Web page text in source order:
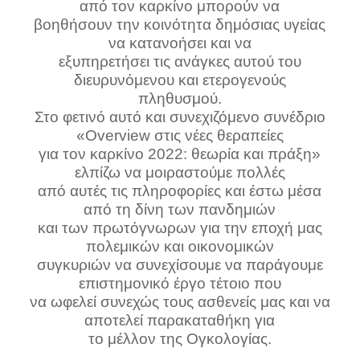
από τον καρκίνο μπορούν να
βοηθήσουν την κοινότητα δημόσιας υγείας
να κατανοήσει και να
εξυπηρετήσει τις ανάγκες αυτού του
διευρυνόμενου και ετερογενούς
πληθυσμού.
Στο φετινό αυτό και συνεχιζόμενο συνέδριο
«Overview στις νέες θεραπείες
για τον καρκίνο 2022: θεωρία και πράξη»
ελπίζω να μοιραστούμε πολλές
από αυτές τις πληροφορίες και έστω μέσα
από τη δίνη των πανδημιών
και των πρωτόγνωρων για την εποχή μας
πολεμικών και οικονομικών
συγκυριών να συνεχίσουμε να παράγουμε
επιστημονικό έργο τέτοιο που
να ωφελεί συνεχώς τους ασθενείς μας και να
αποτελεί παρακαταθήκη για
το μέλλον της Ογκολογίας.